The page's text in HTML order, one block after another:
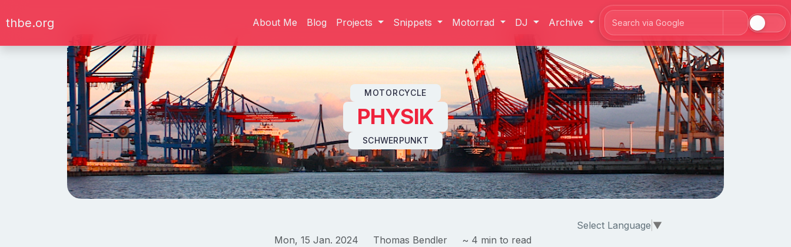
thbe.org About Me Blog Projects Snippets Motorrad DJ
Archive
Search
MOTORCYCLE
PHYSIK
SCHWERPUNKT
Select Language ▼
Mon, 15 Jan. 2024
Thomas Bendler ~ 4 min to read